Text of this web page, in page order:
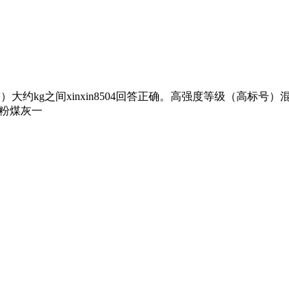
约kg之间xinxin8504回答正确。高强度等级（高标号）
煤灰一